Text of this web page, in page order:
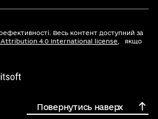
Весь контент доступний за
4.0 International license , якщо
Повернутись наверх